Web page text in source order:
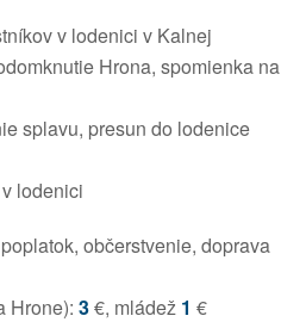
v lodenici v Kalnej
Hrona, spomienka na
splavu, presun do lodenice
lodenici
občerstvenie, doprava
Hrone): 3€, mládež 1 €